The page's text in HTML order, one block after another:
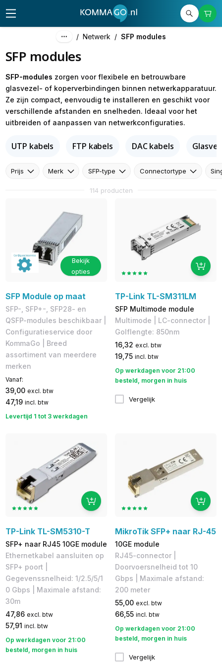
/ Netwerk / SFP modules
SFP modules
SFP-modules zorgen voor flexibele en betrouwbare
glasvezel- of koperverbindingen binnen netwerkapparatuur.
Ze zijn compact, eenvoudig te installeren en geschikt voor
verschillende afstanden en snelheden. Ideaal voor het
uitbreiden of aanpassen van netwerkconfiguraties.
UTP kabels FTP kabels DAC kabels
Prijs Merk SFP-type Connectortype
114 producten
Bekijk
opties
SFP Module op maat
SFP-, SFP+-, SFP28- en
QSFP-modules beschikbaar |
Configuratieservice door
KommaGo | Breed
assortiment van meerdere
merken
Vanaf:
39,00 excl. btw
47,19 incl. btw
Levertijd 1 tot 3 werkdagen
TP-Link TL-SM311LM
SFP Multimode module
Multimode | LC-connector |
Golflengte: 850nm
16,32 excl. btw
19,75 incl. btw
Op werkdagen voor 21:00
besteld, morgen in huis
Vergelijk
TP-Link TL-SM5310-T
SFP+ naar RJ45 10GE module
Ethernetkabel aansluiten op
SFP+ poort |
Gegevenssnelheid: 1/2.5/5/1
0 Gbps | Maximale afstand:
30m
47,86 excl. btw
57,91 incl. btw
Op werkdagen voor 21:00
besteld, morgen in huis
MikroTik SFP+ naar RJ-45
10GE module
RJ45-connector |
Doorvoersnelheid tot 10
Gbps | Maximale afstand:
200 meter
55,00 excl. btw
66,55 incl. btw
Op werkdagen voor 21:00
besteld, morgen in huis
Vergelijk